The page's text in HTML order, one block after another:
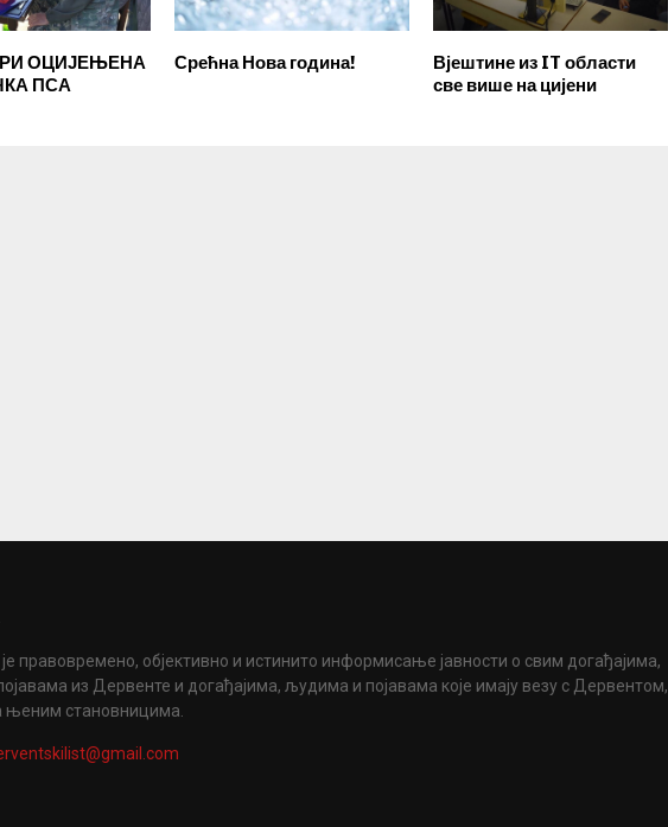
ОЦИЈЕЊЕНА
ПСА
Срећна Нова година!
Вјештине из IT области
све више на цијени
је правовремено, објективно и истинито информисање јавности о свим догађајима,
из Дервенте и догађајима, људима и појавама које имају везу с Дервентом,
њеним становницима.